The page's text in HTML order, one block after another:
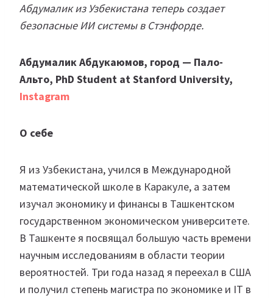
Абдумалик из Узбекистана теперь создает
безопасные ИИ системы в Стэнфорде.
Абдумалик Абдукаюмов, город — Пало-
Альто, PhD Student at Stanford University,
Instagram
О себе
Я из Узбекистана, учился в Международной
математической школе в Каракуле, а затем
изучал экономику и финансы в Ташкентском
государственном экономическом университете.
В Ташкенте я посвящал большую часть времени
научным исследованиям в области теории
вероятностей. Три года назад я переехал в США
и получил степень магистра по экономике и IT в